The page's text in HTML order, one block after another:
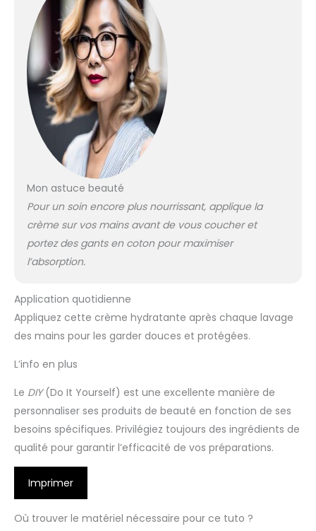
Mon astuce beauté
Pour un soin encore plus nourrissant, applique la
crème sur vos mains avant de vous coucher et
portez des gants en coton pour maximiser
l’absorption.
Application quotidienne
Appliquez cette crème hydratante après chaque lavage
des mains pour les garder douces et protégées.
L’info en plus
Le DIY(Do It Yourself) est une excellente manière de
personnaliser ses produits de beauté en fonction de ses
besoins spécifiques. Privilégiez toujours des ingrédients de
qualité pour garantir l’efficacité de vos préparations.
Imprimer
Où trouver le matériel nécessaire pour ce tuto ?